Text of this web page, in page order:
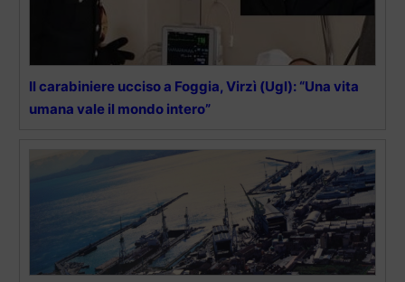
Il carabiniere ucciso a Foggia, Virzì (Ugl): “Una vita
umana vale il mondo intero”